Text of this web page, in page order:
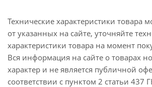
Технические характеристики товара
от указанных на сайте, уточняйте
характеристики товара на момент
Вся информация на сайте о товарах
характер и не является публичной
соответствии с пунктом 2 статьи 437